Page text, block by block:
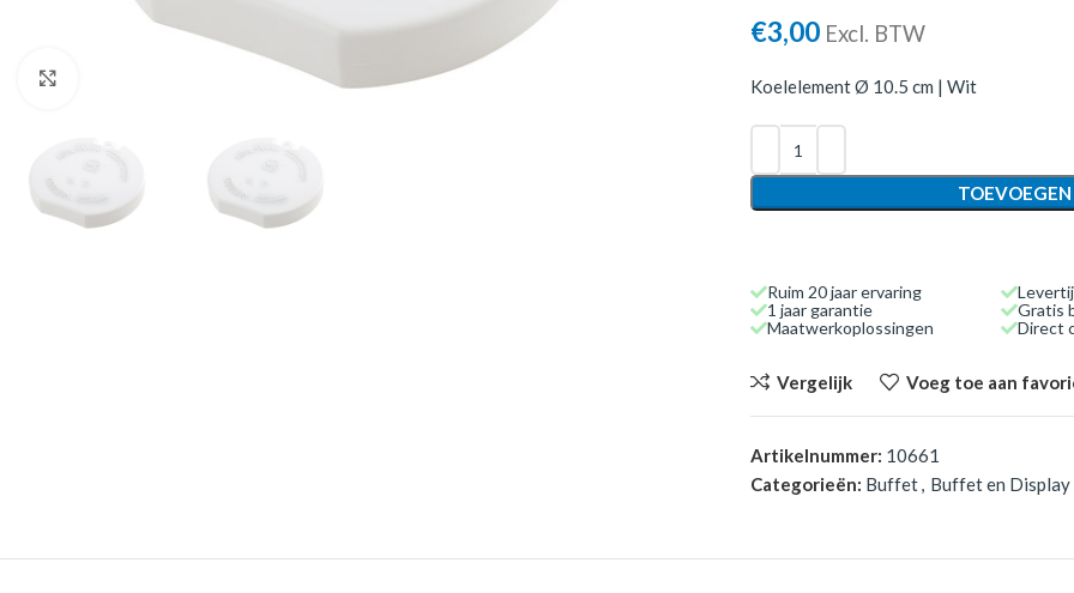
€3,00 Excl. BTW
Koelelement Ø 10.5 cm | Wit
Ruim 20 jaar ervaring
1 jaar garantie
Maatwerkoplossingen
Gratis
Direct
Vergelijk Voeg toe aan
Artikelnummer: 10661
Categorieën: Buffet, Buffet en Display